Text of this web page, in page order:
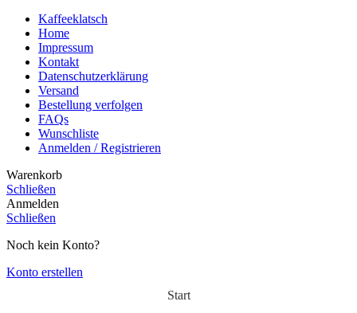
Kaffeeklatsch
Home
Impressum
Kontakt
Datenschutzerklärung
Versand
Bestellung verfolgen
FAQs
Wunschliste
Anmelden / Registrieren
Warenkorb
Schließen
Anmelden
Schließen
Noch kein Konto?
Konto erstellen
Start